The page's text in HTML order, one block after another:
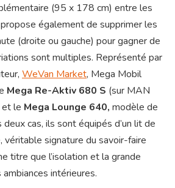
(95 x 178 cm) entre les
également de supprimer les
(droite ou gauche) pour gagner de
sont multiples. Représenté par
WeVan Market, Mega Mobil
Mega Re-Aktiv 680 S (sur MAN
et le Mega Lounge 640, modèle de
cas, ils sont équipés d’un lit de
véritable signature du savoir-faire
titre que l’isolation et la grande
intérieures.